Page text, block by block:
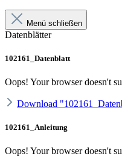
Menü schließen
Datenblätter
102161_Datenblatt
Oops! Your browser doesn't
Download
102161_Anleitung
Oops! Your browser doesn't